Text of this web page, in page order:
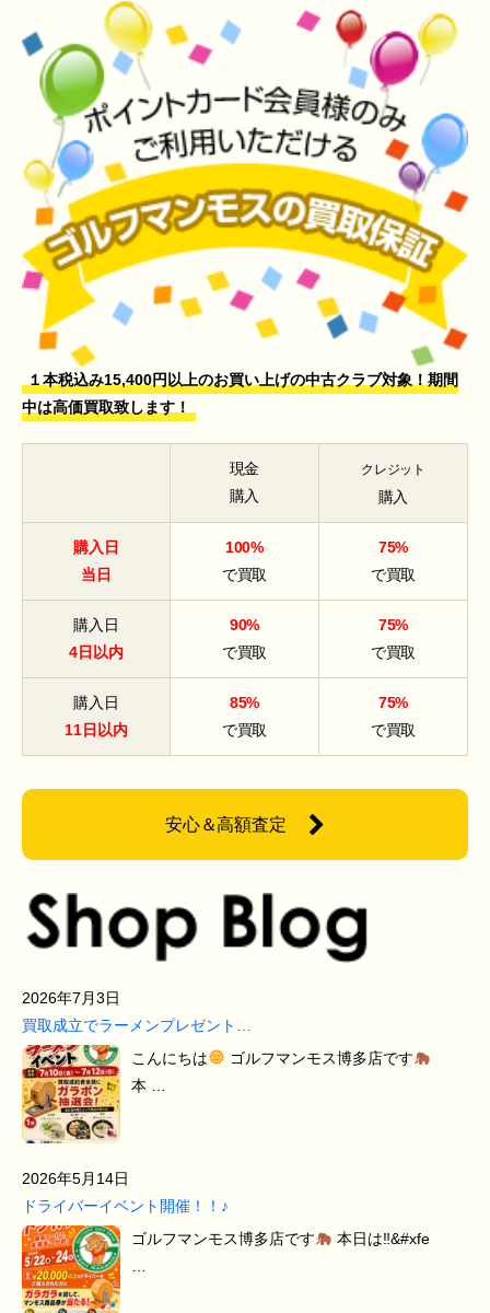
１本税込み15,400円以上のお買い上げの中古クラブ対象！期間
中は高価買取致します！
現金
購入
クレジット
購入
購入日
当日
100%
で買取
75%
で買取
購入日
4日以内
90%
で買取
75%
で買取
購入日
11日以内
85%
で買取
75%
で買取
安心＆高額査定
2026年7月3日
買取成立でラーメンプレゼント…
こんにちは
ゴルフマンモス博多店です
本 …
2026年5月14日
ドライバーイベント開催！！♪
ゴルフマンモス博多店です
本日は‼&#xfe